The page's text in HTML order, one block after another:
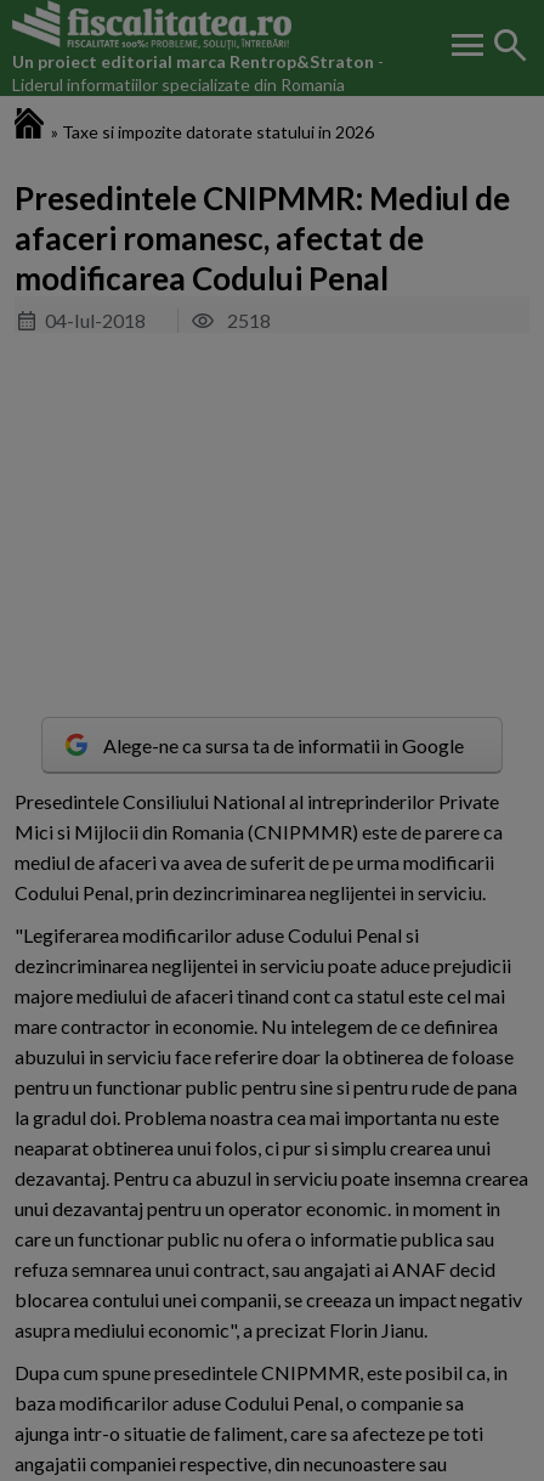
Un proiect editorial marca Rentrop&Straton -
Liderul informatiilor specializate din Romania
menu search
» Taxe si impozite datorate statului in 2026
Presedintele CNIPMMR: Mediul de
afaceri romanesc, afectat de
modificarea Codului Penal
04-Iul-2018 2518
Alege-ne ca sursa ta de informatii in Google
Presedintele Consiliului National al intreprinderilor Private
Mici si Mijlocii din Romania (CNIPMMR) este de parere ca
mediul de afaceri va avea de suferit de pe urma modificarii
Codului Penal, prin dezincriminarea neglijentei in serviciu.
"Legiferarea modificarilor aduse Codului Penal si
dezincriminarea neglijentei in serviciu poate aduce prejudicii
majore mediului de afaceri tinand cont ca statul este cel mai
mare contractor in economie. Nu intelegem de ce definirea
abuzului in serviciu face referire doar la obtinerea de foloase
pentru un functionar public pentru sine si pentru rude de pana
la gradul doi. Problema noastra cea mai importanta nu este
neaparat obtinerea unui folos, ci pur si simplu crearea unui
dezavantaj. Pentru ca abuzul in serviciu poate insemna crearea
unui dezavantaj pentru un operator economic. in moment in
care un functionar public nu ofera o informatie publica sau
refuza semnarea unui contract, sau angajati ai ANAF decid
blocarea contului unei companii, se creeaza un impact negativ
asupra mediului economic", a precizat Florin Jianu.
Dupa cum spune presedintele CNIPMMR, este posibil ca, in
baza modificarilor aduse Codului Penal, o companie sa
ajunga intr-o situatie de faliment, care sa afecteze pe toti
angajatii companiei respective, din necunoastere sau